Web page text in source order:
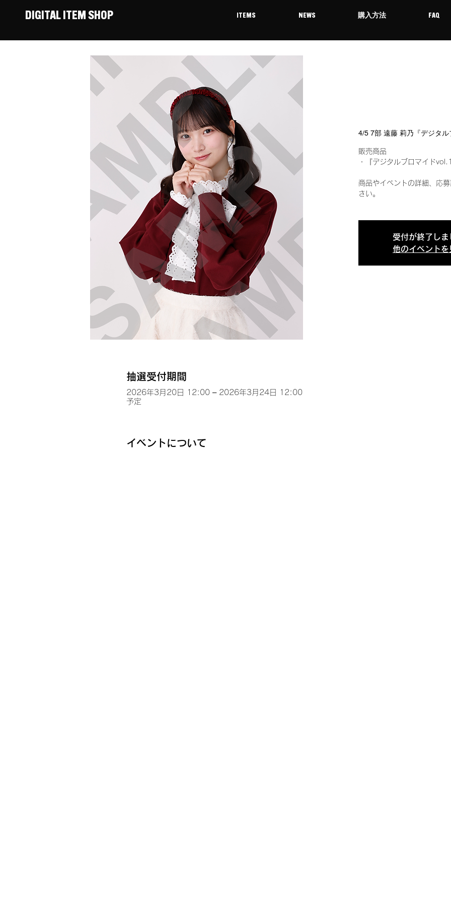
DIGITAL ITEM SHOP ITEMS NEWS 購入方法 FAQ
4/5 7部 遠藤 莉乃『デジタ
販売商品
・『デジタルブロマイド
商品やイベントの詳細、応
さい。
受付が終了しま
他のイベントを
抽選受付期間
2026年3月20日 12:00 – 2026年3月24日 12:00
予定
イベントについて